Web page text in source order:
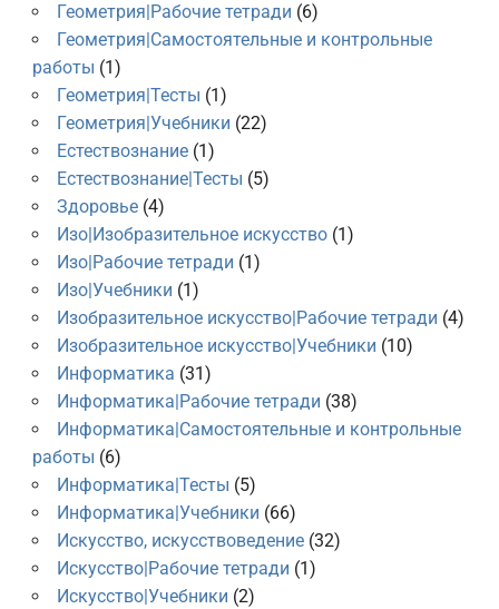
Геометрия|Рабочие тетради (6)
Геометрия|Самостоятельные и контрольные
работы (1)
Геометрия|Тесты (1)
Геометрия|Учебники (22)
Естествознание(1)
Естествознание|Тесты (5)
Здоровье(4)
Изо|Изобразительное искусство(1)
Изо|Рабочие тетради (1)
Изо|Учебники (1)
Изобразительное искусство|Рабочие тетради (4)
Изобразительное искусство|Учебники (10)
Информатика (31)
Информатика|Рабочие тетради (38)
Информатика|Самостоятельные и контрольные
работы (6)
Информатика|Тесты (5)
Информатика|Учебники (66)
Искусство, искусствоведение(32)
Искусство|Рабочие тетради (1)
Искусство|Учебники (2)